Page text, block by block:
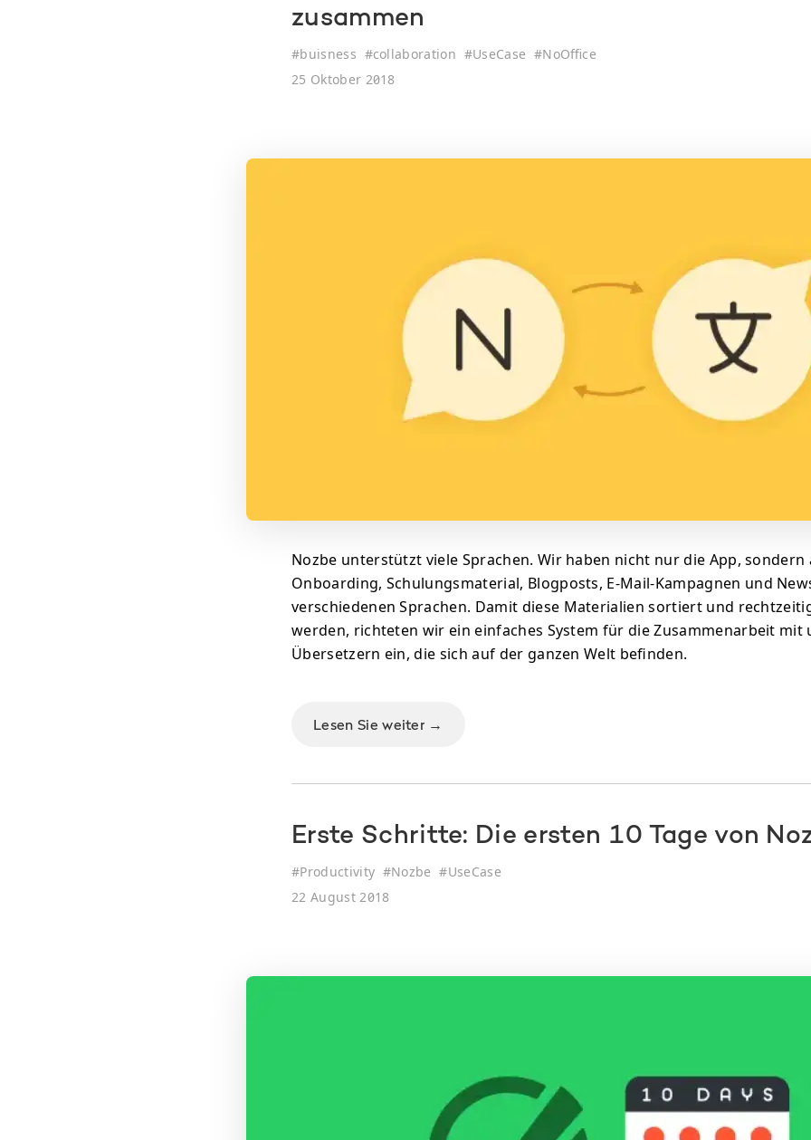
zusammen
#buisness #collaboration #UseCase #NoOffice
25 Oktober 2018
Nozbe unterstützt viele Sprachen. Wir haben nicht nur die App, sondern
Onboarding, Schulungsmaterial, Blogposts, E-Mail-Kampagnen und
verschiedenen Sprachen. Damit diese Materialien sortiert und
werden, richteten wir ein einfaches System für die Zusammenarbeit mit
Übersetzern ein, die sich auf der ganzen Welt befinden.
Lesen Sie weiter →
Erste Schritte: Die ersten 10 Tage von
#Productivity #Nozbe #UseCase
22 August 2018